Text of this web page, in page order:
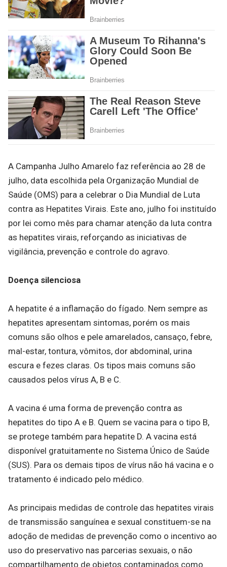
A Campanha Julho Amarelo faz referência ao 28 de
julho, data escolhida pela Organização Mundial de
Saúde (OMS) para a celebrar o Dia Mundial de Luta
contra as Hepatites Virais. Este ano, julho foi instituído
por lei como mês para chamar atenção da luta contra
as hepatites virais, reforçando as iniciativas de
vigilância, prevenção e controle do agravo.
Doença silenciosa
A hepatite é a inflamação do fígado. Nem sempre as
hepatites apresentam sintomas, porém os mais
comuns são olhos e pele amarelados, cansaço, febre,
mal-estar, tontura, vômitos, dor abdominal, urina
escura e fezes claras. Os tipos mais comuns são
causados pelos vírus A, B e C.
A vacina é uma forma de prevenção contra as
hepatites do tipo A e B. Quem se vacina para o tipo B,
se protege também para hepatite D. A vacina está
disponível gratuitamente no Sistema Único de Saúde
(SUS). Para os demais tipos de vírus não há vacina e o
tratamento é indicado pelo médico.
As principais medidas de controle das hepatites virais
de transmissão sanguínea e sexual constituem-se na
adoção de medidas de prevenção como o incentivo ao
uso do preservativo nas parcerias sexuais, o não
compartilhamento de objetos contaminados como